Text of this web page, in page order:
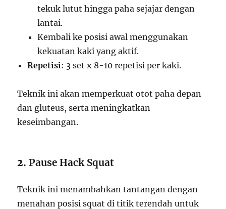
tekuk lutut hingga paha sejajar dengan
lantai.
Kembali ke posisi awal menggunakan
kekuatan kaki yang aktif.
Repetisi: 3 set x 8-10 repetisi per kaki.
Teknik ini akan memperkuat otot paha depan
dan gluteus, serta meningkatkan
keseimbangan.
2.Pause Hack Squat
Teknik ini menambahkan tantangan dengan
menahan posisi squat di titik terendah untuk